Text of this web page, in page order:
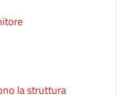
la struttura